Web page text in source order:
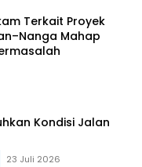
Terkait Proyek
Mahap
Kondisi Jalan
23 Juli 2026